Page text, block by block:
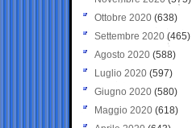
Ottobre 2020 (638)
Settembre 2020(465)
Agosto 2020 (588)
Luglio 2020 (597)
Giugno 2020 (580)
Maggio 2020 (618)